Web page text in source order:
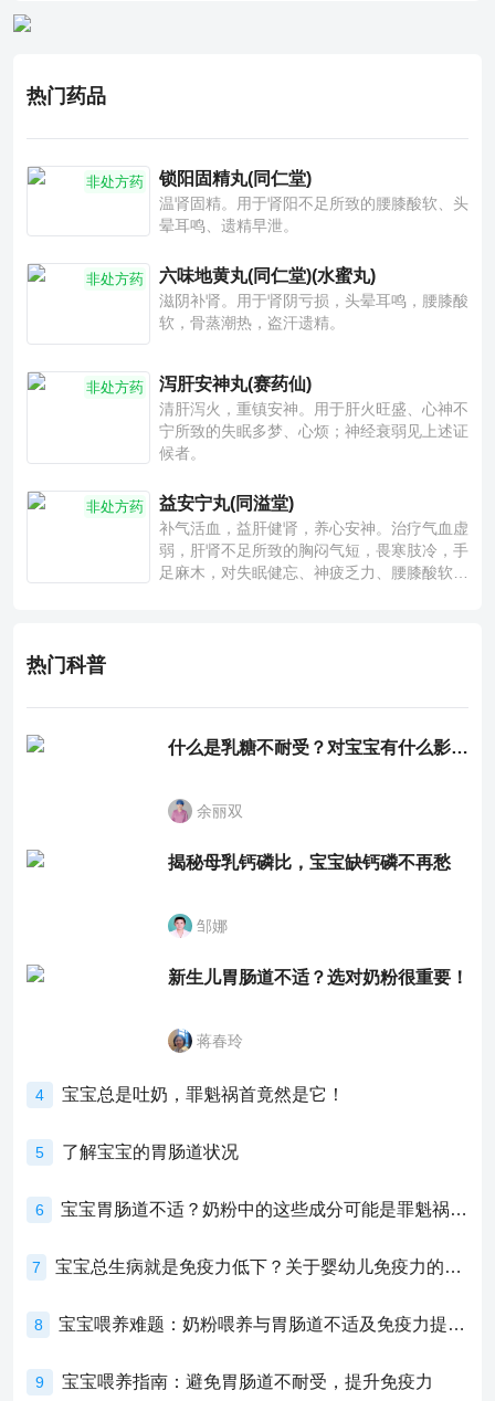
热门药品
非处方药 锁阳固精丸(同仁堂)
温肾固精。用于肾阳不足所致的腰膝酸软、头
晕耳鸣、遗精早泄。
非处方药 六味地黄丸(同仁堂)(水蜜丸)
滋阴补肾。用于肾阴亏损，头晕耳鸣，腰膝酸
软，骨蒸潮热，盗汗遗精。
非处方药 泻肝安神丸(赛药仙)
清肝泻火，重镇安神。用于肝火旺盛、心神不
宁所致的失眠多梦、心烦；神经衰弱见上述证
候者。
非处方药 益安宁丸(同溢堂)
补气活血，益肝健肾，养心安神。治疗气血虚
弱，肝肾不足所致的胸闷气短，畏寒肢冷，手
足麻木，对失眠健忘、神疲乏力、腰膝酸软也
热门科普
什么是乳糖不耐受？对宝宝有什么影响？
余丽双
揭秘母乳钙磷比，宝宝缺钙磷不再愁
邹娜
新生儿胃肠道不适？选对奶粉很重要！
蒋春玲
4 宝宝总是吐奶，罪魁祸首竟然是它！
5 了解宝宝的胃肠道状况
6 宝宝胃肠道不适？奶粉中的这些成分可能是罪魁祸首！
7 宝宝总生病就是免疫力低下？关于婴幼儿免疫力的真相，家长必须了解！
8 宝宝喂养难题：奶粉喂养与胃肠道不适及免疫力提升的奥秘
9 宝宝喂养指南：避免胃肠道不耐受，提升免疫力